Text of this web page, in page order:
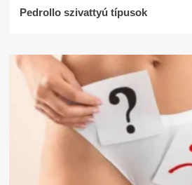
Pedrollo szivattyú típusok